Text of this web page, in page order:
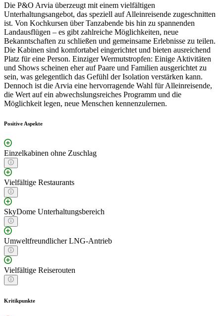
Die P&O Arvia überzeugt mit einem vielfältigen
Unterhaltungsangebot, das speziell auf Alleinreisende zugeschnitten
ist. Von Kochkursen über Tanzabende bis hin zu spannenden
Landausflügen – es gibt zahlreiche Möglichkeiten, neue
Bekanntschaften zu schließen und gemeinsame Erlebnisse zu teilen.
Die Kabinen sind komfortabel eingerichtet und bieten ausreichend
Platz für eine Person. Einziger Wermutstropfen: Einige Aktivitäten
und Shows scheinen eher auf Paare und Familien ausgerichtet zu
sein, was gelegentlich das Gefühl der Isolation verstärken kann.
Dennoch ist die Arvia eine hervorragende Wahl für Alleinreisende,
die Wert auf ein abwechslungsreiches Programm und die
Möglichkeit legen, neue Menschen kennenzulernen.
Positive Aspekte
Einzelkabinen ohne Zuschlag
Vielfältige Restaurants
SkyDome Unterhaltungsbereich
Umweltfreundlicher LNG-Antrieb
Vielfältige Reiserouten
Kritikpunkte